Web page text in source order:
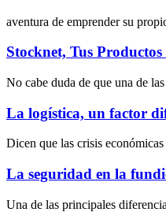
aventura de emprender su
Stocknet, Tus
No cabe duda de que una de
La logística, un factor
Dicen que las crisis
La seguridad en la
Una de las principales